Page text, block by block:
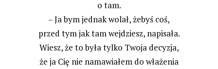
o tam.
– Ja bym jednak wolał, żebyś coś,
przed tym jak tam wejdziesz, napisała.
Wiesz, że to była tylko Twoja decyzja,
że ja Cię nie namawiałem do włażenia